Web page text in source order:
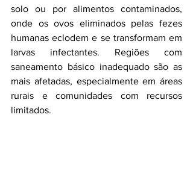
solo ou por alimentos contaminados,
onde os ovos eliminados pelas fezes
humanas eclodem e se transformam em
larvas infectantes. Regiões com
saneamento básico inadequado são as
mais afetadas, especialmente em áreas
rurais e comunidades com recursos
limitados.